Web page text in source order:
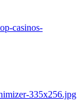
casinos-
335x256.jpg